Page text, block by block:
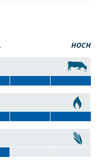
HOCH